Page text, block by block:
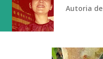
Autoria de